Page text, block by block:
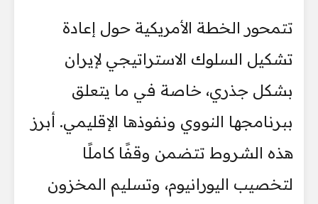
تتمحور الخطة الأمريكية حول إعادة
تشكيل السلوك الاستراتيجي لإيران
بشكل جذري، خاصة في ما يتعلق
ببرنامجها النووي ونفوذها الإقليمي. أبرز
هذه الشروط تتضمن وقفًا كاملًا
لتخصيب اليورانيوم، وتسليم المخزون